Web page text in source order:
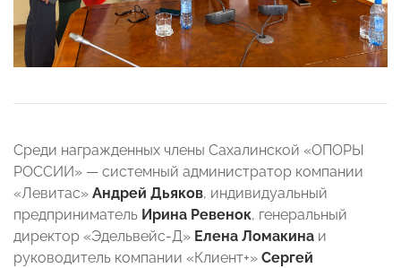
Среди награжденных члены Сахалинской «ОПОРЫ
РОССИИ» — системный администратор компании
«Левитас» Андрей Дьяков, индивидуальный
предприниматель Ирина Ревенок, генеральный
директор «Эдельвейс-Д» Елена Ломакина и
руководитель компании «Клиент+» Сергей